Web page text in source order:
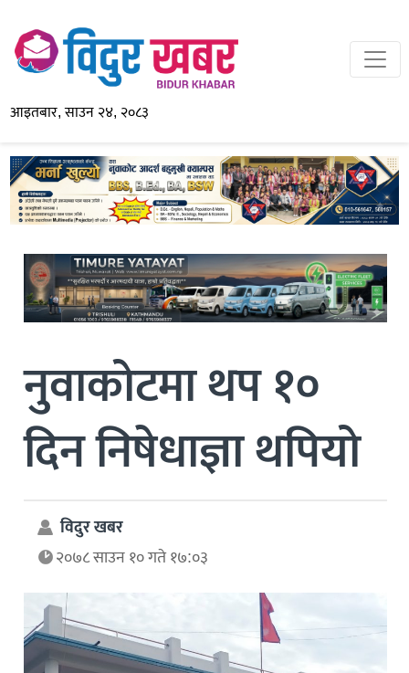
आइतबार, साउन २४, २०८३
नुवाकोटमा थप १०
दिन निषेधाज्ञा थपियो
विदुर खबर
२०७८ साउन १० गते १७:०३